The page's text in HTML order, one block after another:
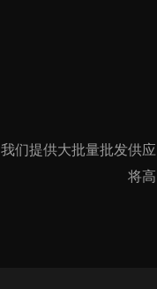
我们提供大批量批发供
将